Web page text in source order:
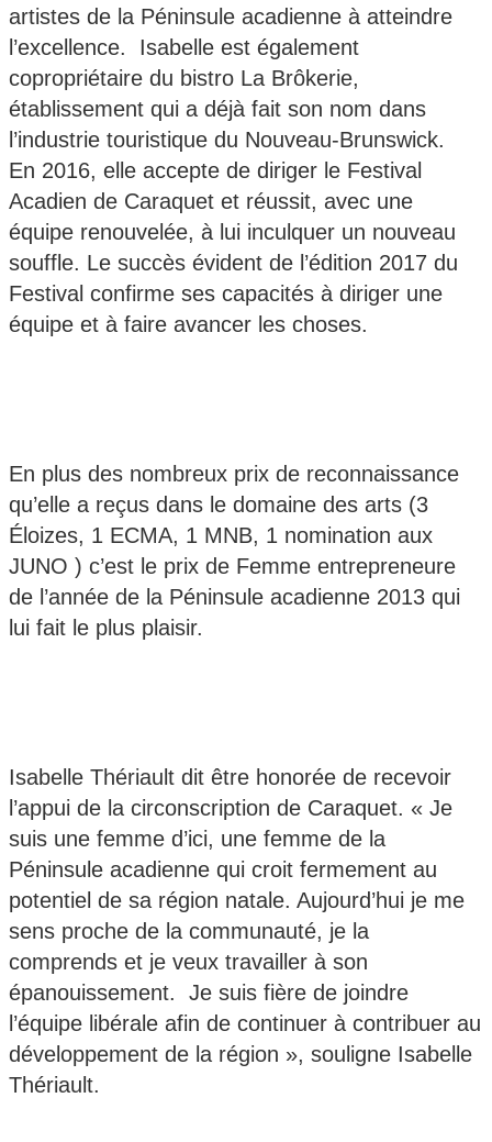
artistes de la Péninsule acadienne à atteindre
l’excellence. Isabelle est également
copropriétaire du bistro La Brôkerie,
établissement qui a déjà fait son nom dans
l’industrie touristique du Nouveau-Brunswick.
En 2016, elle accepte de diriger le Festival
Acadien de Caraquet et réussit, avec une
équipe renouvelée, à lui inculquer un nouveau
souffle. Le succès évident de l’édition 2017 du
Festival confirme ses capacités à diriger une
équipe et à faire avancer les choses.
En plus des nombreux prix de reconnaissance
qu’elle a reçus dans le domaine des arts (3
Éloizes, 1 ECMA, 1 MNB, 1 nomination aux
JUNO ) c’est le prix de Femme entrepreneure
de l’année de la Péninsule acadienne 2013 qui
lui fait le plus plaisir.
Isabelle Thériault dit être honorée de recevoir
l’appui de la circonscription de Caraquet. « Je
suis une femme d’ici, une femme de la
Péninsule acadienne qui croit fermement au
potentiel de sa région natale. Aujourd’hui je me
sens proche de la communauté, je la
comprends et je veux travailler à son
épanouissement. Je suis fière de joindre
l’équipe libérale afin de continuer à contribuer au
développement de la région », souligne Isabelle
Thériault.